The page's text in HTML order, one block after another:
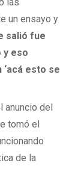
un ensayo y
salió fue
y eso
esto se
anuncio del
tomó el
de la